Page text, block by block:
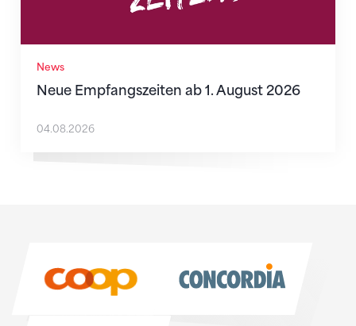
News
Neue Empfangszeiten ab 1. August 2026
04.08.2026